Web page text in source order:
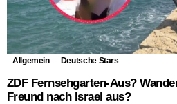
Allgemein Deutsche Stars
ZDF Fernsehgarten-Aus?
Freund nach Israel aus?